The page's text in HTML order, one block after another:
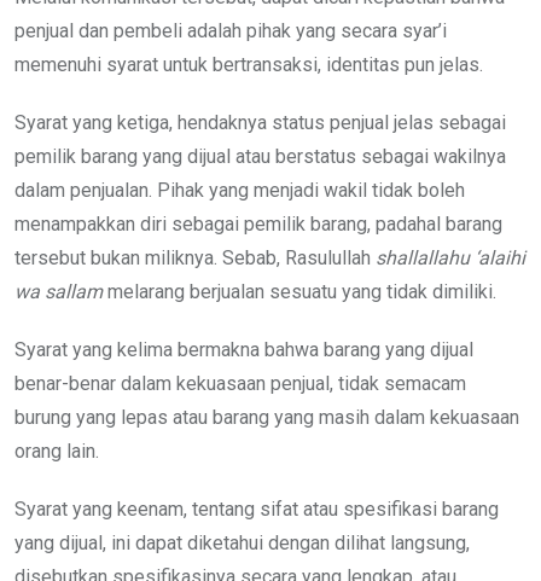
penjual dan pembeli adalah pihak yang secara syar’i
memenuhi syarat untuk bertransaksi, identitas pun jelas.
Syarat yang ketiga, hendaknya status penjual jelas sebagai
pemilik barang yang dijual atau berstatus sebagai wakilnya
dalam penjualan. Pihak yang menjadi wakil tidak boleh
menampakkan diri sebagai pemilik barang, padahal barang
tersebut bukan miliknya. Sebab, Rasulullah shallallahu ‘alaihi
wa sallammelarang berjualan sesuatu yang tidak dimiliki.
Syarat yang kelima bermakna bahwa barang yang dijual
benar-benar dalam kekuasaan penjual, tidak semacam
burung yang lepas atau barang yang masih dalam kekuasaan
orang lain.
Syarat yang keenam, tentang sifat atau spesifikasi barang
yang dijual, ini dapat diketahui dengan dilihat langsung,
disebutkan spesifikasinya secara yang lengkap, atau